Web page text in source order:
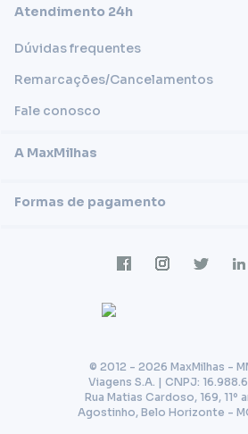
A MaxMilhas
Termos e condições
Atendimento 24h
Dúvidas frequentes
Remarcações/Cancelamentos
Fale conosco
Formas de pagamento
© 2012 - 2026 MaxMilhas -
Viagens S.A. | CNPJ:
Rua Matias Cardoso, 169, 11º
Agostinho, Belo Horizonte -